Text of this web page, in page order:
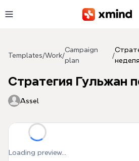
Templates/Work/
Campaign
plan
/
Стратегия Гульжан
Assel
Loading preview...